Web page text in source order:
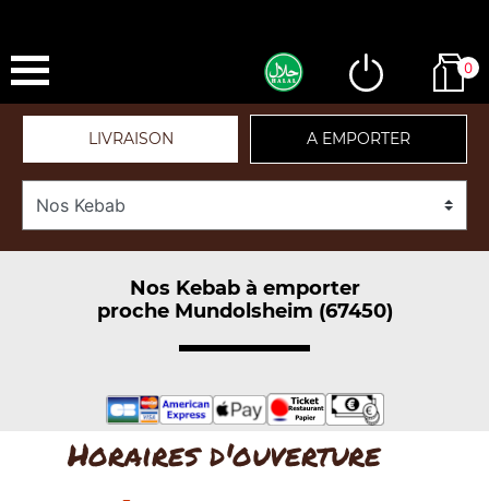
0
LIVRAISON A EMPORTER
Nos Kebab à emporter
proche Mundolsheim (67450)
Horaires d'ouverture